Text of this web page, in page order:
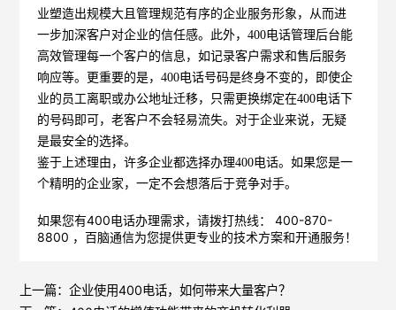
业塑造出规模大且管理规范有序的企业服务形象，从而进
一步加深客户对企业的信任感。此外，400电话管理后台能
高效管理每一个客户的信息，如记录客户需求和售后服务
响应等。更重要的是，400电话号码是终身不变的，即使企
业的员工离职或办公地址迁移，只需更换绑定在400电话下
的号码即可，老客户不会轻易流失。对于企业来说，无疑
是最安全的选择。
鉴于上述理由，许多企业都选择办理400电话。如果您是一
个精明的企业家，一定不会想落后于竞争对手。
如果您有400电话办理需求，请拨打热线： 400-870-
8800 ，百脑通信为您提供更专业的技术方案和开通服务！
上一篇： 企业使用400电话，如何带来大量客户？